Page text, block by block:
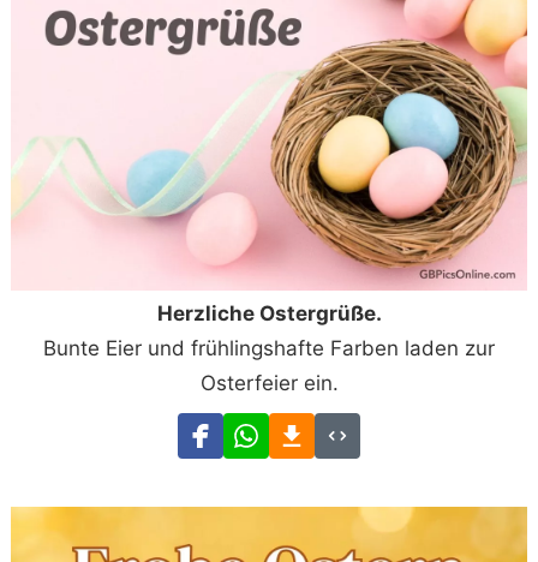
Herzliche Ostergrüße.
Bunte Eier und frühlingshafte Farben laden zur
Osterfeier ein.